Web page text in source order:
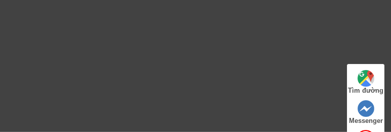
Tìm đường
Messenger